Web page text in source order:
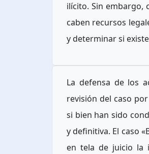
ilícito. Sin embargo,
caben recursos
y determinar si
La defensa de los
revisión del caso
si bien han sido
y definitiva. El caso
en tela de juicio la